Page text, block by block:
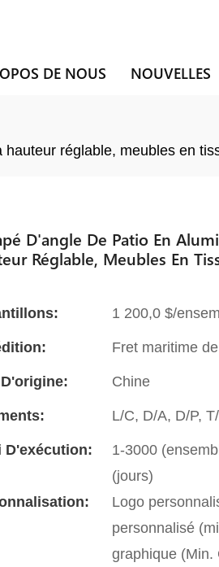
DE NOUS NOUVELLES
réglable, meubles en
D'angle De Patio En
Réglable, Meubles En
1 200,0 $/
Fret maritime
Chine
L/C, D/A, D/P,
D'exécution:
1-3000
(jours)
Logo
personnalisé
graphique (Min.